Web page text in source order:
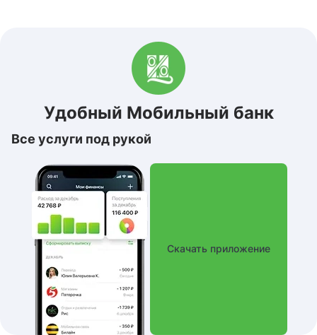
Удобный Мобильный банк
Все услуги под рукой
Скачать приложение